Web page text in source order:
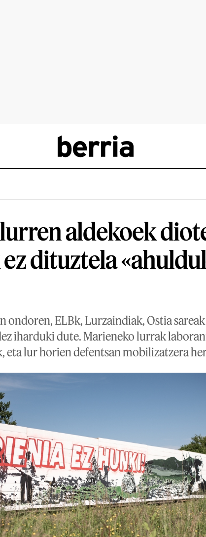
aldekoek
dituztela
ondoren, ELBk, Lurzaindiak, Ostia
iharduki dute. Marieneko lurrak
eta lur horien defentsan mobilizatzera